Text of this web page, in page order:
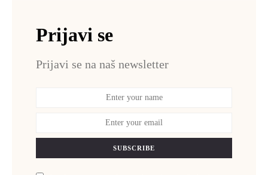
Prijavi se
Prijavi se na naš newsletter
SUBSCRIBE